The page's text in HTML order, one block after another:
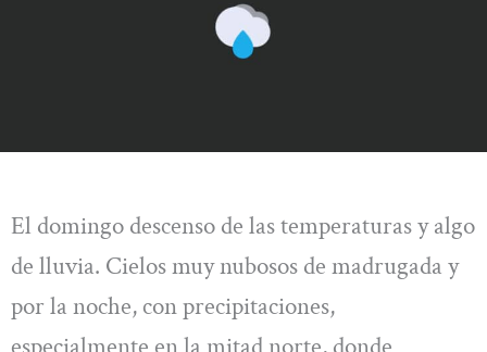
El domingo descenso de las temperaturas y algo
de lluvia. Cielos muy nubosos de madrugada y
por la noche, con precipitaciones,